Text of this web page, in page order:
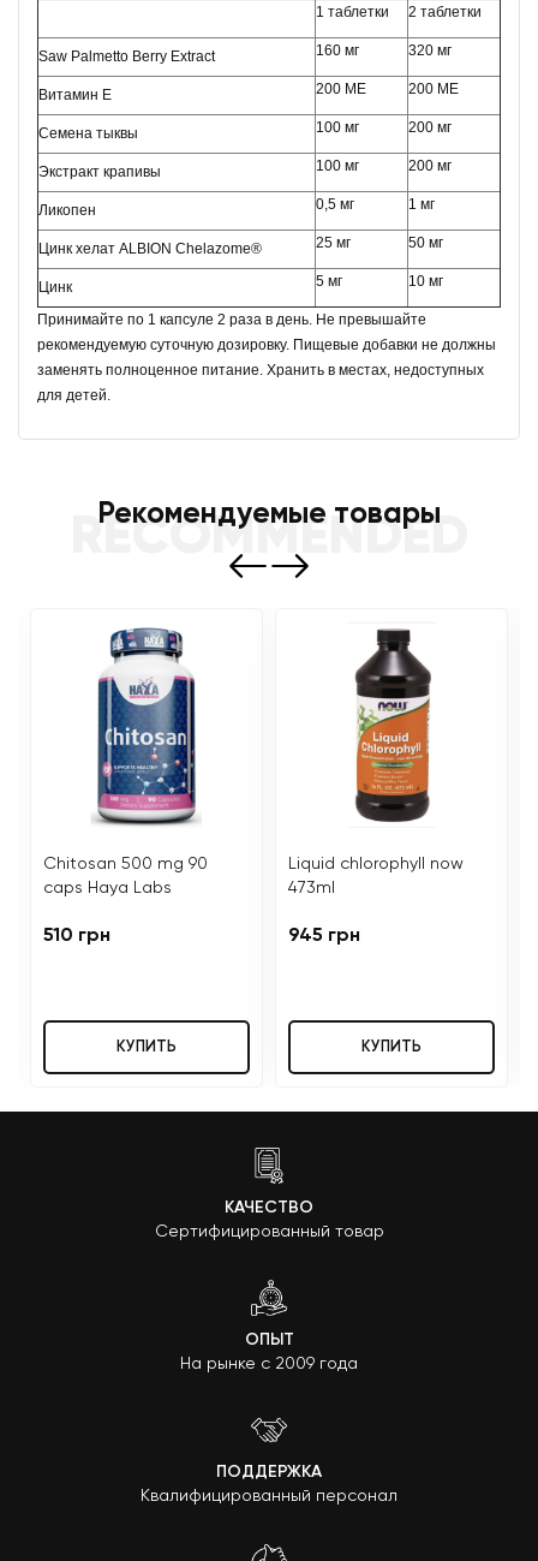
1 таблетки 2 таблетки
Saw Palmetto Berry Extract 160 мг 320 мг
Витамин Е 200 МЕ 200 МЕ
Семена тыквы 100 мг 200 мг
Экстракт крапивы 100 мг 200 мг
Ликопен 0,5 мг 1 мг
Цинк хелат ALBION Chelazome® 25 мг 50 мг
Цинк 5 мг 10 мг
Принимайте по 1 капсуле 2 раза в день. Не превышайте
рекомендуемую суточную дозировку. Пищевые добавки не должны
заменять полноценное питание. Хранить в местах, недоступных
для детей.
RECOMMENDED
Рекомендуемые товары
Chitosan 500 mg 90
caps Haya Labs
510 грн
КУПИТЬ
Liquid chlorophyll now
473ml
945 грн
КУПИТЬ
КАЧЕСТВО
Сертифицированный товар
ОПЫТ
На рынке с 2009 года
ПОДДЕРЖКА
Квалифицированный персонал